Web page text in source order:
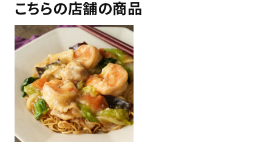
こちらの店舗の商品